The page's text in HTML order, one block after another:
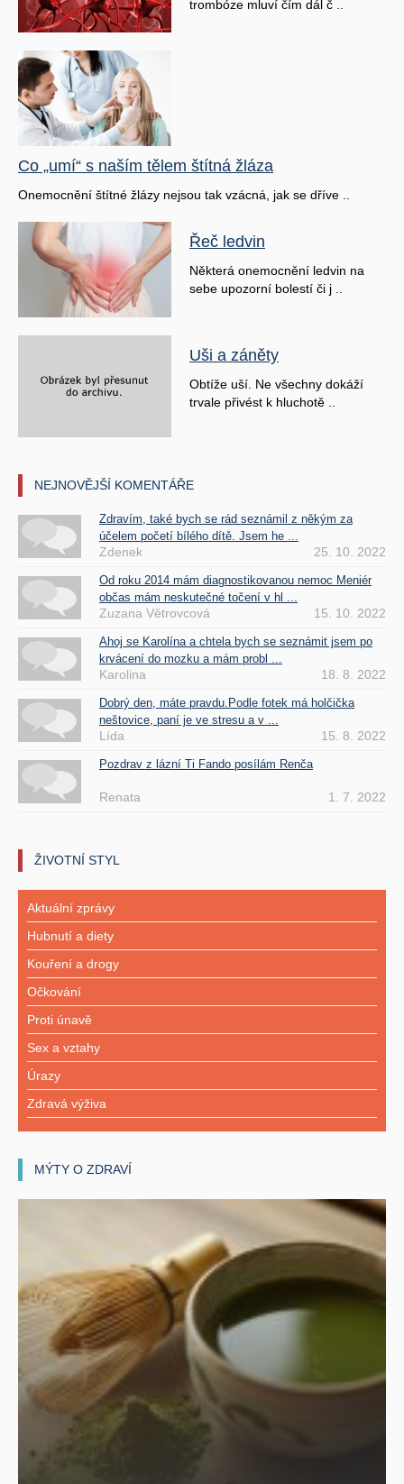
trombóze mluví čím dál č ..
Co „umí“ s naším tělem štítná žláza
Onemocnění štítné žlázy nejsou tak vzácná, jak se dříve ..
Řeč ledvin
Některá onemocnění ledvin na
sebe upozorní bolestí či j ..
Uši a záněty
Obtíže uší. Ne všechny dokáží
trvale přivést k hluchotě ..
NEJNOVĚJŠÍ KOMENTÁŘE
Zdravím, také bych se rád seznámil z někým za
účelem početí bílého dítě. Jsem he ...
Zdenek 25. 10. 2022
Od roku 2014 mám diagnostikovanou nemoc Meniér
občas mám neskutečné točení v hl ...
Zuzana Větrovcová 15. 10. 2022
Ahoj se Karolína a chtela bych se seznámit jsem po
krvácení do mozku a mám probl ...
Karolina 18. 8. 2022
Dobrý den, máte pravdu.Podle fotek má holčička
neštovice, paní je ve stresu a v ...
Lída 15. 8. 2022
Pozdrav z lázní Ti Fando posílám Renča
Renata 1. 7. 2022
ŽIVOTNÍ STYL
Aktuální zprávy
Hubnutí a diety
Kouření a drogy
Očkování
Proti únavě
Sex a vztahy
Úrazy
Zdravá výživa
MÝTY O ZDRAVÍ